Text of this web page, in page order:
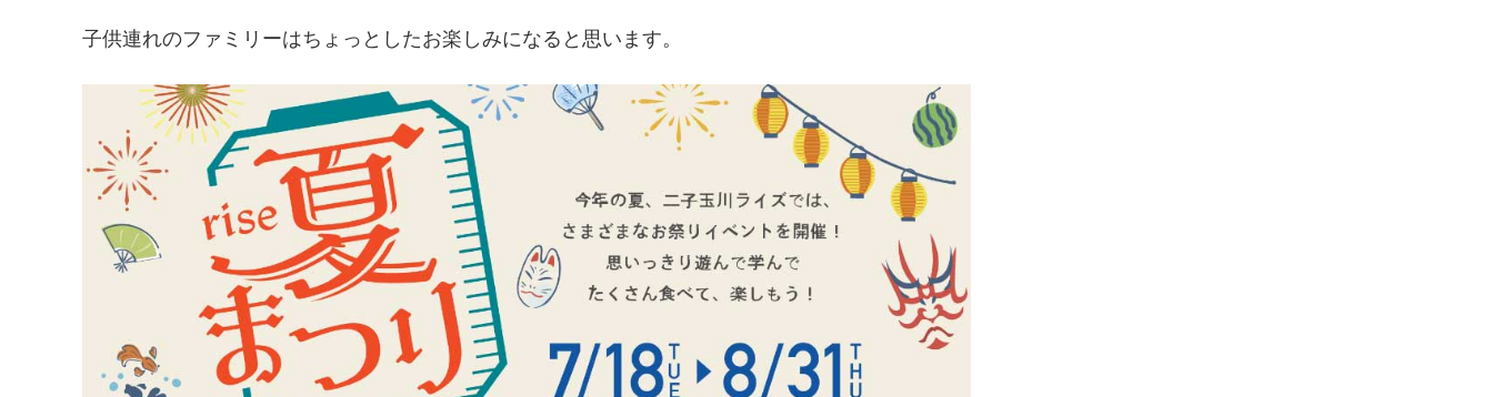
子供連れのファミリーはちょっとしたお楽しみになると思います。